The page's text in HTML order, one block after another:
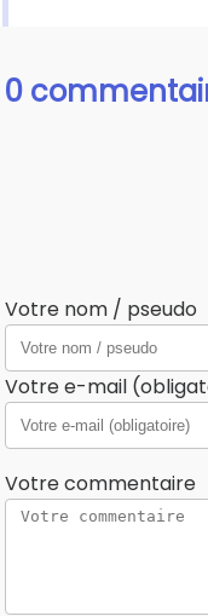
0
Votre nom / pseudo
Votre e-mail
Votre commentaire